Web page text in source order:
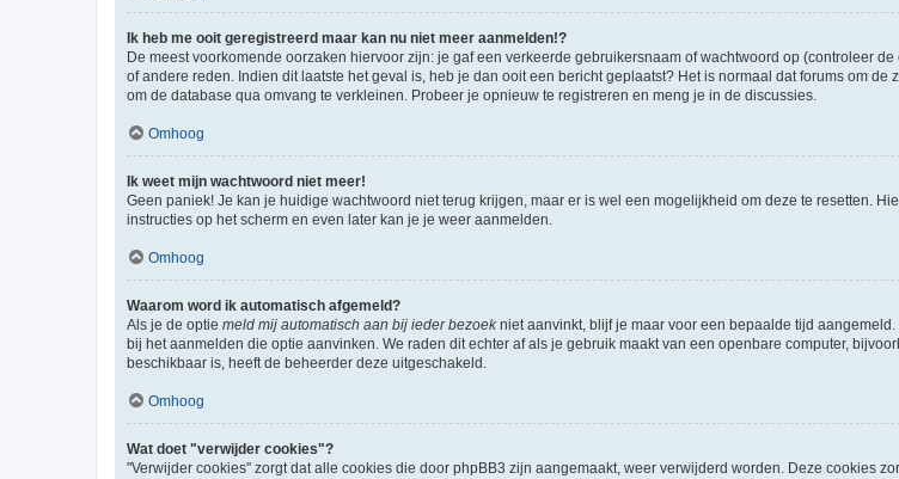
Ik heb me ooit geregistreerd maar kan nu niet meer aanmelden!?
De meest voorkomende oorzaken hiervoor zijn: je gaf een verkeerde gebruikersnaam of wachtwoord op (controleer
of andere reden. Indien dit laatste het geval is, heb je dan ooit een bericht geplaatst? Het is normaal dat forums om
om de database qua omvang te verkleinen. Probeer je opnieuw te registreren en meng je in de discussies.
Omhoog
Ik weet mijn wachtwoord niet meer!
Geen paniek! Je kan je huidige wachtwoord niet terug krijgen, maar er is wel een mogelijkheid om deze te resetten.
instructies op het scherm en even later kan je je weer aanmelden.
Omhoog
Waarom word ik automatisch afgemeld?
Als je de optie meld mij automatisch aan bij ieder bezoekniet aanvinkt, blijf je maar voor een bepaalde tijd
bij het aanmelden die optie aanvinken. We raden dit echter af als je gebruik maakt van een openbare computer,
beschikbaar is, heeft de beheerder deze uitgeschakeld.
Omhoog
Wat doet "verwijder cookies"?
"Verwijder cookies" zorgt dat alle cookies die door phpBB3 zijn aangemaakt, weer verwijderd worden. Deze cookies